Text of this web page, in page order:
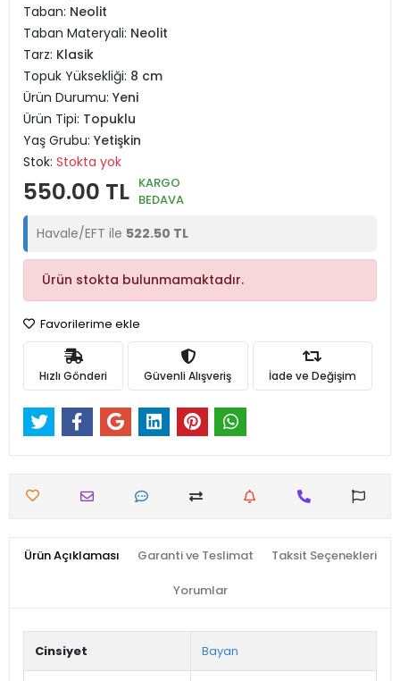
Taban: Neolit
Taban Materyali: Neolit
Tarz: Klasik
Topuk Yüksekliği: 8 cm
Ürün Durumu: Yeni
Ürün Tipi: Topuklu
Yaş Grubu: Yetişkin
Stok: Stokta yok
550.00 TL KARGO
BEDAVA
Havale/EFT ile 522.50 TL
Ürün stokta bulunmamaktadır.
Favorilerime ekle
Hızlı Gönderi Güvenli Alışveriş İade ve Değişim
Ürün Açıklaması Garanti ve Teslimat Taksit Seçenekleri
Yorumlar
Cinsiyet Bayan